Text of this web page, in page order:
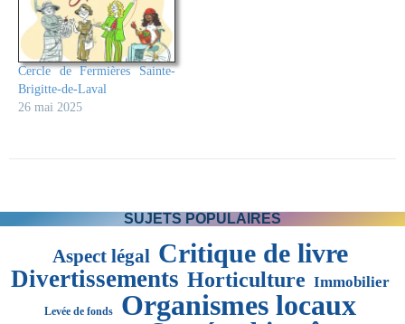
Cercle de Fermières Sainte-
Brigitte-de-Laval
26 mai 2025
SUJETS POPULAIRES
Aspect légal Critique de livre
Divertissements Horticulture Immobilier
Levée de fonds Organismes locaux